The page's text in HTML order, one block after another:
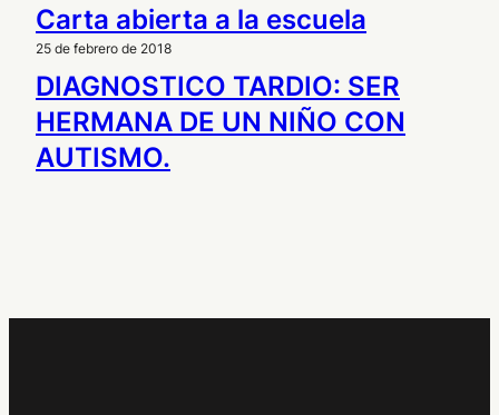
Carta abierta a la escuela
25 de febrero de 2018
DIAGNOSTICO TARDIO: SER
HERMANA DE UN NIÑO CON
AUTISMO.